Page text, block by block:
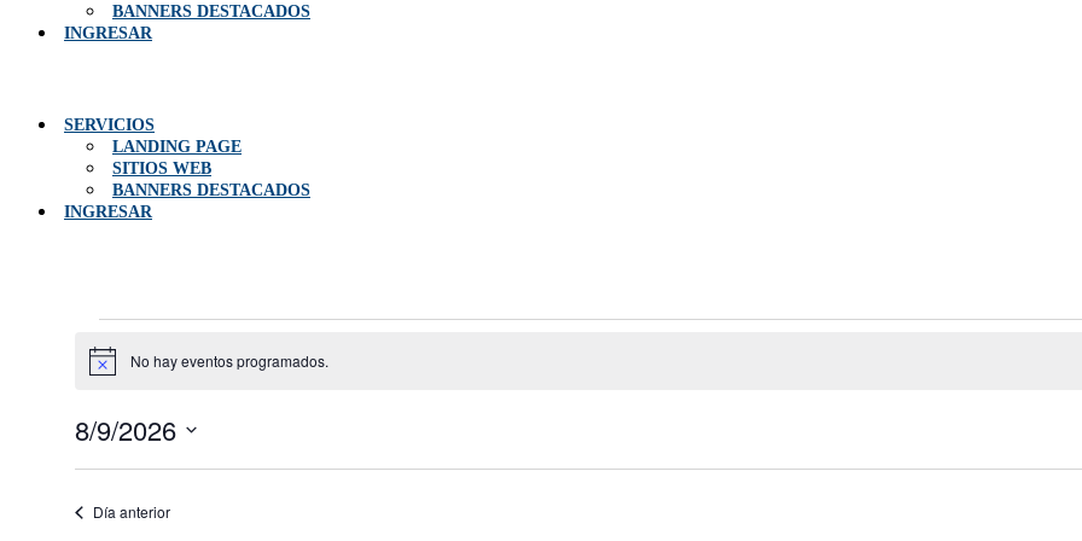
BANNERS DESTACADOS
INGRESAR
SERVICIOS
LANDING PAGE
SITIOS WEB
BANNERS DESTACADOS
INGRESAR
en
9,
2026
Aviso No hay eventos programados.
8/9/2026
fecha.Día anterior